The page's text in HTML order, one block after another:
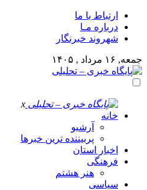
ارتباط با ما
درباره مـا
شهروند خبرنگار
جمعه, ۱۶ مرداد , ۱۴۰۵
x
خانه
آرشیو
پربیننده ترین خبرها
اخبار استان
فرهنگی
هنر هشتم
سیاسی